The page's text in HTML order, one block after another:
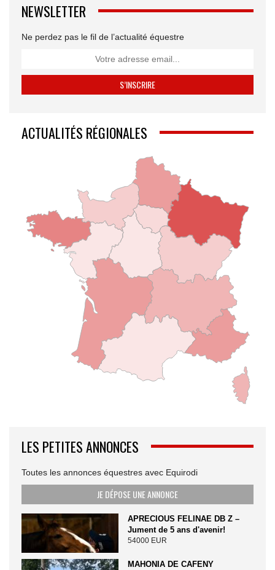
NEWSLETTER
Ne perdez pas le fil de l’actualité équestre
ACTUALITÉS RÉGIONALES
LES PETITES ANNONCES
Toutes les annonces équestres avec Equirodi
JE DÉPOSE UNE ANNONCE
APRECIOUS FELINAE DB Z –
Jument de 5 ans d'avenir!
54000 EUR
MAHONIA DE CAFENY